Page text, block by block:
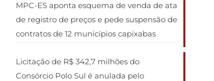
MPC-ES aponta esquema de venda de ata
de registro de preços e pede suspensão de
contratos de 12 municípios capixabas
Licitação de R$ 342,7 milhões do
Consórcio Polo Sul é anulada pelo